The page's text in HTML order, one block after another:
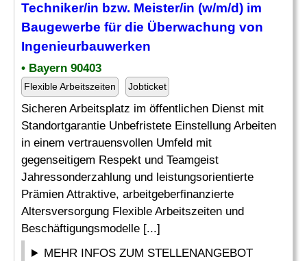
Techniker/in bzw. Meister/in (w/m/d) im
Baugewerbe für die Überwachung von
Ingenieurbauwerken
• Bayern 90403
Flexible Arbeitszeiten Jobticket
Sicheren Arbeitsplatz im öffentlichen Dienst mit
Standortgarantie Unbefristete Einstellung Arbeiten
in einem vertrauensvollen Umfeld mit
gegenseitigem Respekt und Teamgeist
Jahressonderzahlung und leistungsorientierte
Prämien Attraktive, arbeitgeberfinanzierte
Altersversorgung Flexible Arbeitszeiten und
Beschäftigungsmodelle [...]
MEHR INFOS ZUM STELLENANGEBOT